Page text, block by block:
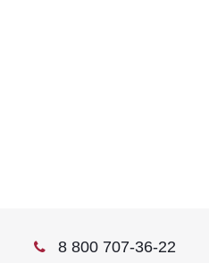
8 800 707-36-22